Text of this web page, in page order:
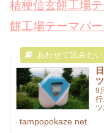
桔梗信玄餅工場
餅工場テーマパ
9
tampopokaze.net